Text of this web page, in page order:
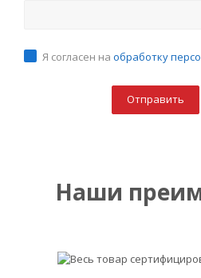
Я согласен на обработку
Наши